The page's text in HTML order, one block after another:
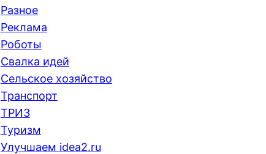
Разное
Реклама
Роботы
Свалка идей
Сельское хозяйство
Транспорт
ТРИЗ
Туризм
Улучшаем idea2.ru